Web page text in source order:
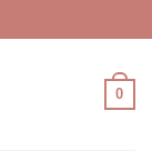
0